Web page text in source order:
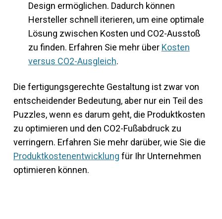
Design ermöglichen. Dadurch können
Hersteller schnell iterieren, um eine optimale
Lösung zwischen Kosten und CO2-Ausstoß
zu finden. Erfahren Sie mehr über Kosten
versus CO2-Ausgleich.
Die fertigungsgerechte Gestaltung ist zwar von
entscheidender Bedeutung, aber nur ein Teil des
Puzzles, wenn es darum geht, die Produktkosten
zu optimieren und den CO2-Fußabdruck zu
verringern. Erfahren Sie mehr darüber, wie Sie die
Produktkostenentwicklung für Ihr Unternehmen
optimieren können.